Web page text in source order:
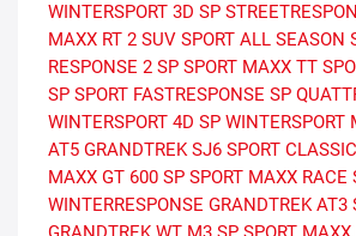
WINTERSPORT 3D SP
MAXX RT 2 SUV SPORT ALL SEASON
RESPONSE 2 SP SPORT MAXX TT
SP SPORT FASTRESPONSE SP
WINTERSPORT 4D SP WINTERSPORT
AT5 GRANDTREK SJ6 SPORT CLASSIC
MAXX GT 600 SP SPORT MAXX RACE
WINTERRESPONSE GRANDTREK AT3